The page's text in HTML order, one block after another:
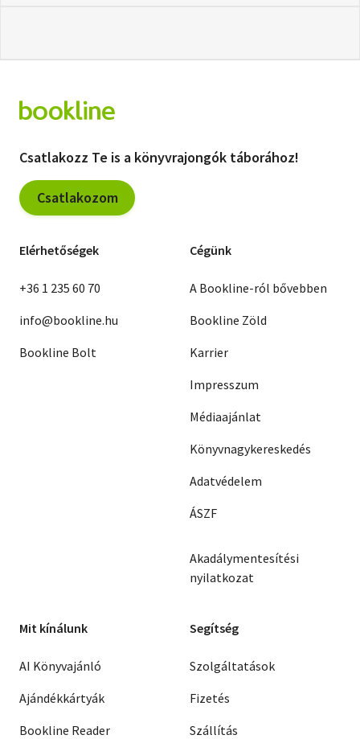
Csatlakozz Te is a könyvrajongók táborához!
Csatlakozom
Elérhetőségek
+36 1 235 60 70
info@bookline.hu
Bookline Bolt
Cégünk
A Bookline-ról bővebben
Bookline Zöld
Karrier
Impresszum
Médiaajánlat
Könyvnagykereskedés
Adatvédelem
ÁSZF
Akadálymentesítési
nyilatkozat
Mit kínálunk
AI Könyvajánló
Ajándékkártyák
Bookline Reader
Segítség
Szolgáltatások
Fizetés
Szállítás